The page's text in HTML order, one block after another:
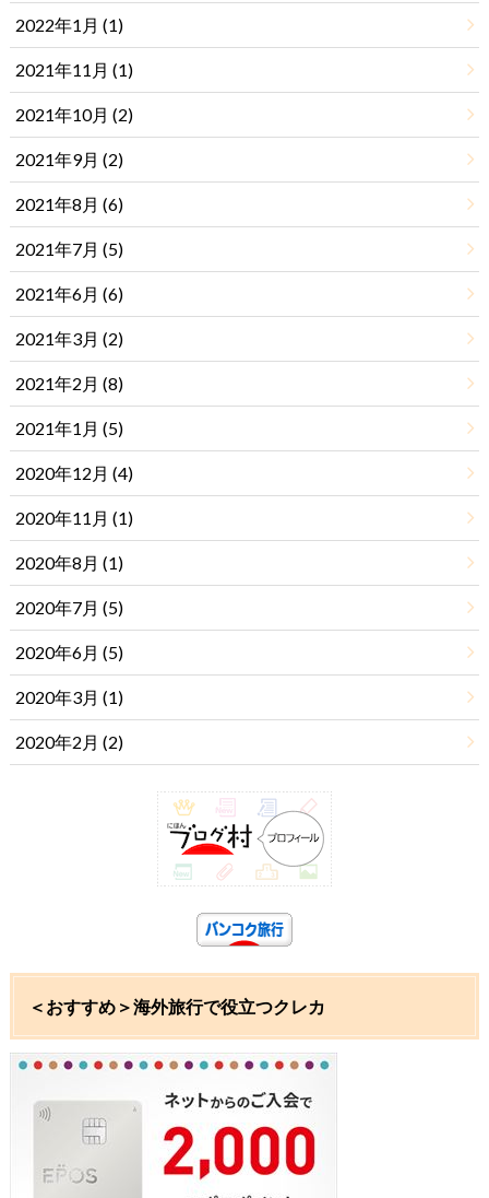
2022年1月 (1)
2021年11月 (1)
2021年10月 (2)
2021年9月 (2)
2021年8月 (6)
2021年7月 (5)
2021年6月 (6)
2021年3月 (2)
2021年2月 (8)
2021年1月 (5)
2020年12月 (4)
2020年11月 (1)
2020年8月 (1)
2020年7月 (5)
2020年6月 (5)
2020年3月 (1)
2020年2月 (2)
＜おすすめ＞海外旅行で役立つクレカ